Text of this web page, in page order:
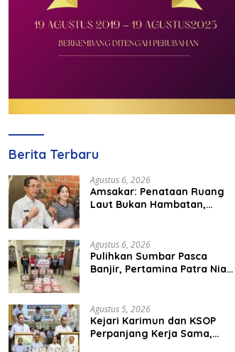
Berita Terbaru
Agustus 6, 2026
Amsakar: Penataan Ruang
Laut Bukan Hambatan,
Agustus 6, 2026
Pulihkan Sumbar Pasca
Banjir, Pertamina Patra Niaga
Agustus 5, 2026
Kejari Karimun dan KSOP
Perpanjang Kerja Sama,